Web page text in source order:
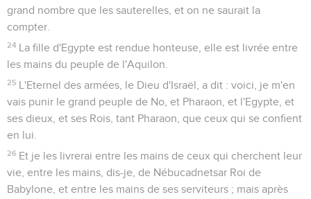
grand nombre que les sauterelles, et on ne saurait la
compter.
24 La fille d'Egypte est rendue honteuse, elle est livrée entre
les mains du peuple de l'Aquilon.
25 L'Eternel des armées, le Dieu d'Israël, a dit : voici, je m'en
vais punir le grand peuple de No, et Pharaon, et l'Egypte, et
ses dieux, et ses Rois, tant Pharaon, que ceux qui se confient
en lui.
26 Et je les livrerai entre les mains de ceux qui cherchent leur
vie, entre les mains, dis-je, de Nébucadnetsar Roi de
Babylone, et entre les mains de ses serviteurs ; mais après